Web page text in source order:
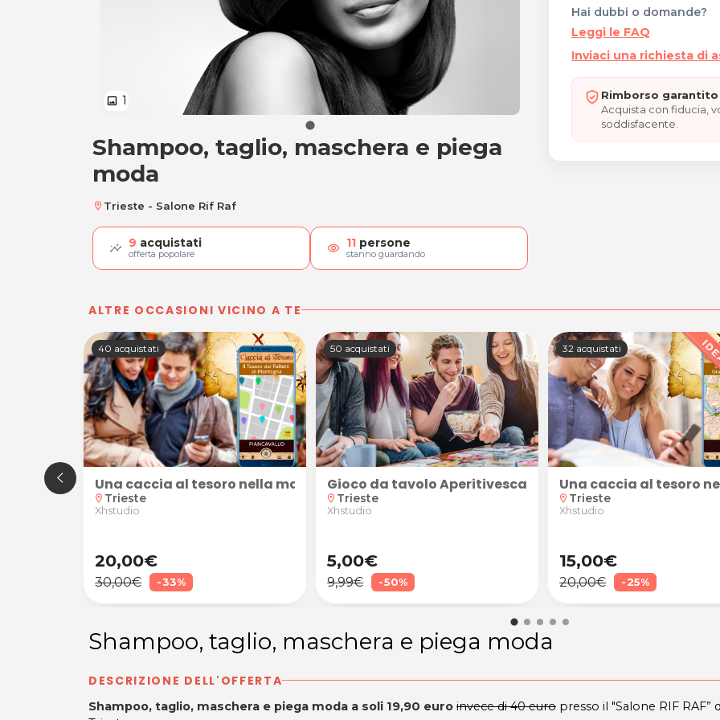
image 1
Shampoo, taglio, maschera e piega moda
Shampoo, taglio, maschera e piega
moda
location_on Trieste - Salone Rif Raf
9 acquistati
offerta popolare visibility 11 persone
stanno guardando
Hai dubbi o domande?
Leggi le FAQ
Inviaci una richiesta di
Rimborso
Acquista con fiducia,
soddisfacente.
ALTRE OCCASIONI VICINO A TE
a domicilio
40 acquistati
Una caccia al tesoro nella magica atmosfera di Piancavallo! Caccia al Tesoro "Il Tesoro
location_on Trieste
Xhstudio
20,00€
30,00€ -33%
50 acquistati
Gioco da tavolo Aperitivescape (print & play + 60 min.
location_on Trieste
Xhstudio
5,00€
9,99€ -50%
32 acquistati
Una caccia al tesoro
location_on Trieste
Xhstudio
15,00€
20,00€ -25%
Shampoo, taglio, maschera e piega moda
DESCRIZIONE DELL'OFFERTA
Shampoo, taglio, maschera e piega moda a soli 19,90 euro invece di 40 euro presso il "Salone RIF RAF”